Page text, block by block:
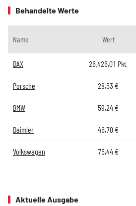
Behandelte Werte
Name Wert
DAX 26.426,01 Pkt.
Porsche 28,53 €
BMW 59,24 €
Daimler 46,70 €
Volkswagen 75,44 €
Aktuelle Ausgabe